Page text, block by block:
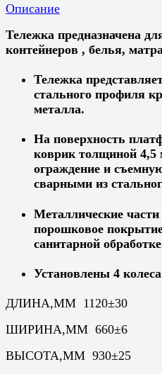
Описание
Тележка предназначена
контейнеров , белья,
Тележка
стального профиля
металла.
На поверхность
коврик толщиной 4,5
ограждение и
сварными из
Металлические
порошковое
санитарной
Установлены 4
ДЛИНА,ММ 1120±30
ШИРИНА,ММ 660±6
ВЫСОТА,ММ 930±25